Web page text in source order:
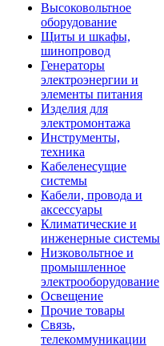
Высоковольтное
оборудование
Щиты и шкафы,
шинопровод
Генераторы
электроэнергии и
элементы питания
Изделия для
электромонтажа
Инструменты,
техника
Кабеленесущие
системы
Кабели, провода и
аксессуары
Климатические и
инженерные системы
Низковольтное и
промышленное
электрооборудование
Освещение
Прочие товары
Связь,
телекоммуникации